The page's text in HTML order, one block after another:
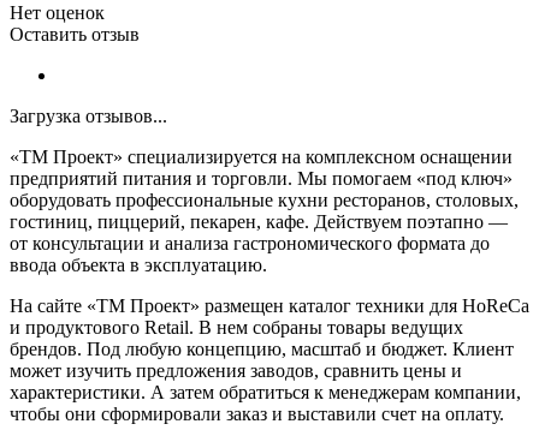
Нет оценок
Оставить отзыв
Загрузка отзывов...
«ТМ Проект» специализируется на комплексном оснащении
предприятий питания и торговли. Мы помогаем «под ключ»
оборудовать профессиональные кухни ресторанов, столовых,
гостиниц, пиццерий, пекарен, кафе. Действуем поэтапно —
от консультации и анализа гастрономического формата до
ввода объекта в эксплуатацию.
На сайте «ТМ Проект» размещен каталог техники для HoReCa
и продуктового Retail. В нем собраны товары ведущих
брендов. Под любую концепцию, масштаб и бюджет. Клиент
может изучить предложения заводов, сравнить цены и
характеристики. А затем обратиться к менеджерам компании,
чтобы они сформировали заказ и выставили счет на оплату.